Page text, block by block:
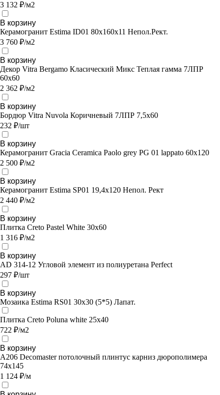
3 132 ₽/м2
В корзину
Керамогранит Estima ID01 80x160x11 Непол.Рект.
3 760 ₽/м2
В корзину
Декор Vitra Bergamo Класический Микс Теплая гамма 7ЛПР
60х60
2 362 ₽/м2
В корзину
Бордюр Vitra Nuvola Коричневый 7ЛПР 7,5х60
232 ₽/шт
В корзину
Керамогранит Gracia Ceramica Paolo grey PG 01 lappato 60х120
2 500 ₽/м2
В корзину
Керамогранит Estima SP01 19,4x120 Непол. Рект
2 440 ₽/м2
В корзину
Плитка Creto Pastel White 30х60
1 316 ₽/м2
В корзину
AD 314-12 Угловой элемент из полиуретана Perfect
297 ₽/шт
В корзину
Мозаика Estima RS01 30x30 (5*5) Лапат.
Плитка Creto Poluna white 25х40
722 ₽/м2
В корзину
A206 Decomaster потолочный плинтус карниз дюрополимера
74x145
1 124 ₽/м